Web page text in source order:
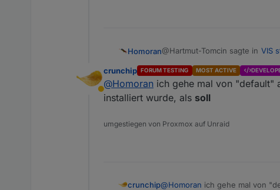
Homoran@Hartmut-Tomcin sagte in VIS
Da es meine Erstinstallation
Away
crunchip FORUM TESTING MOST ACTIVE
@Homoran ich gehe mal von "default"
installiert wurde, als soll
umgestiegen von Proxmox auf Unraid
crunchip@Homoran ich gehe mal von